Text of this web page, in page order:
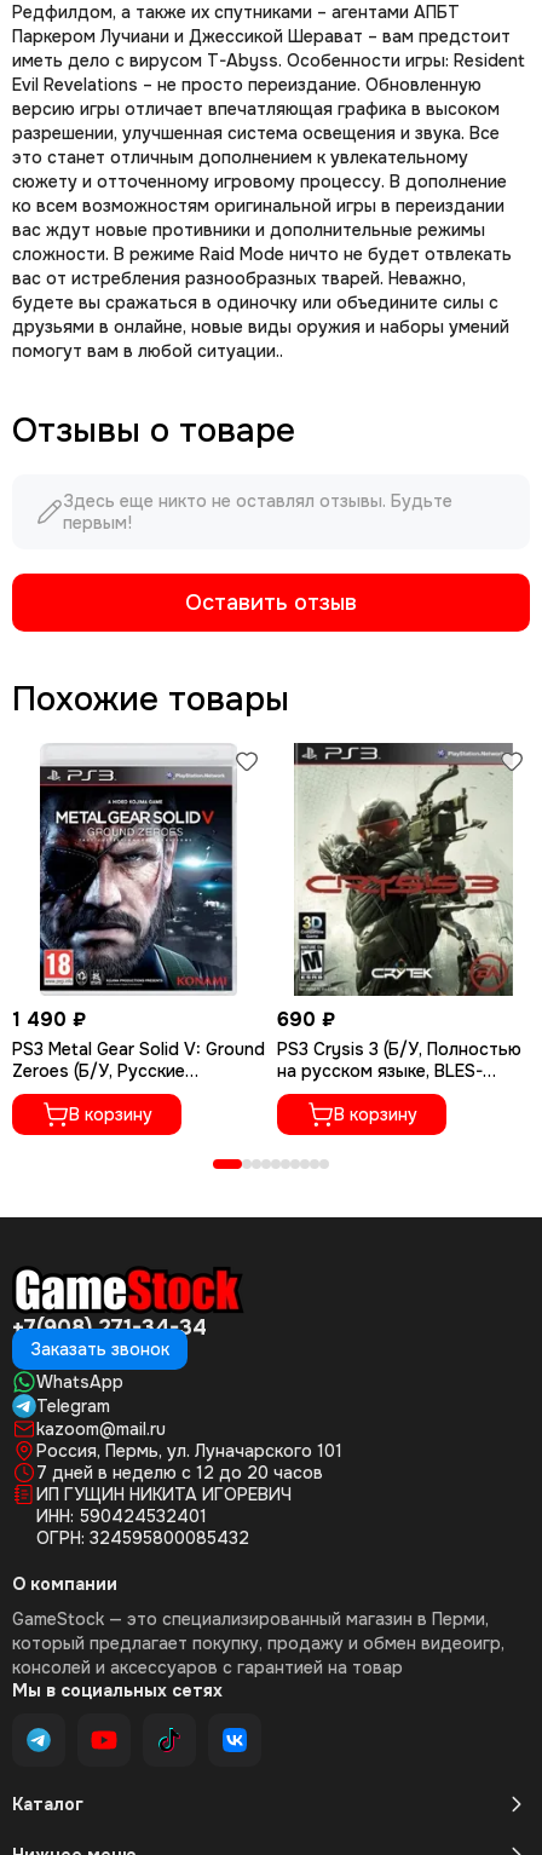
Редфилдом, а также их спутниками – агентами АПБТ
Паркером Лучиани и Джессикой Шерават – вам предстоит
иметь дело с вирусом T-Abyss. Особенности игры: Resident
Evil Revelations – не просто переиздание. Обновленную
версию игры отличает впечатляющая графика в высоком
разрешении, улучшенная система освещения и звука. Все
это станет отличным дополнением к увлекательному
сюжету и отточенному игровому процессу. В дополнение
ко всем возможностям оригинальной игры в переиздании
вас ждут новые противники и дополнительные режимы
сложности. В режиме Raid Mode ничто не будет отвлекать
вас от истребления разнообразных тварей. Неважно,
будете вы сражаться в одиночку или объедините силы с
друзьями в онлайне, новые виды оружия и наборы умений
помогут вам в любой ситуации..
Отзывы о товаре
Здесь еще никто не оставлял отзывы. Будьте
первым!
Оставить отзыв
Похожие товары
1 490 ₽
PS3 Metal Gear Solid V: Ground
Zeroes (Б/У, Русские
субтитры, BLES-01971)
В корзину
690 ₽
PS3 Crysis 3 (Б/У, Полностью
на русском языке, BLES-
01649)
В корзину
+7(908) 271-34-34
Заказать звонок
WhatsApp
Telegram
kazoom@mail.ru
Россия, Пермь, ул. Луначарского 101
7 дней в неделю с 12 до 20 часов
ИП ГУЩИН НИКИТА ИГОРЕВИЧ
ИНН: 590424532401
ОГРН: 324595800085432
Каталог
О компании
GameStock — это специализированный магазин в Перми,
который предлагает покупку, продажу и обмен видеоигр,
консолей и аксессуаров с гарантией на товар
Мы в социальных сетях